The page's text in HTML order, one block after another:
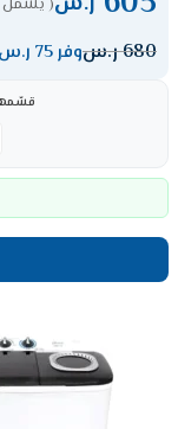
( يشمل
680ر.سوفر 75 ر.س